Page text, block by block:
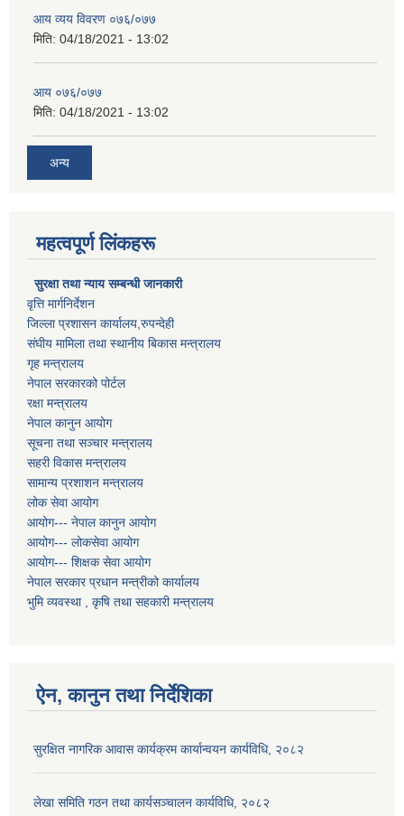
आय व्यय विवरण ०७६/०७७
मिति: 04/18/2021 - 13:02
आय ०७६/०७७
मिति: 04/18/2021 - 13:02
अन्य
महत्वपूर्ण लिंकहरू
सुरक्षा तथा न्याय सम्बन्धी जानकारी
वृत्ति मार्गनिर्देशन
जिल्ला प्रशासन कार्यालय,रुपन्देही
संघीय मामिला तथा स्थानीय बिकास मन्त्रालय
गृह मन्त्रालय
नेपाल सरकारको पोर्टल
रक्षा मन्त्रालय
नेपाल कानुन आयोग
सूचना तथा सञ्चार मन्त्रालय
सहरी विकास मन्त्रालय
सामान्य प्रशाशन मन्त्रालय
लोक सेवा आयोग
आयोग--- नेपाल कानुन आयोग
आयोग--- लोकसेवा आयोग
आयोग--- शिक्षक सेवा आयोग
नेपाल सरकार प्रधान मन्त्रीको कार्यालय
भुमि व्यवस्था , कृषि तथा सहकारी मन्त्रालय
ऐन, कानुन तथा निर्देशिका
सुरक्षित नागरिक आवास कार्यक्रम कार्यान्वयन कार्यविधि, २०८२
लेखा समिति गठन तथा कार्यसञ्चालन कार्यविधि, २०८२